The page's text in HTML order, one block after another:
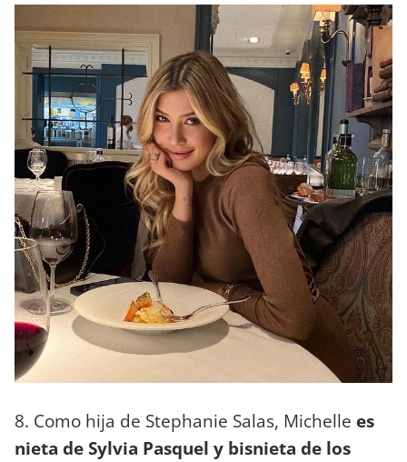
8. Como hija de Stephanie Salas, Michelle es
nieta de Sylvia Pasquel y bisnieta de los